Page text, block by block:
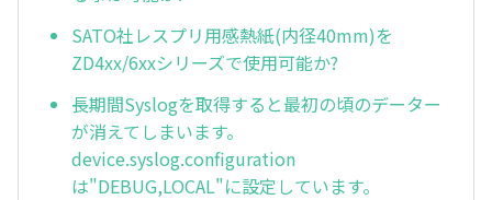
SATO社レスプリ用感熱紙(内径40mm)を
ZD4xx/6xxシリーズで使用可能か?
長期間Syslogを取得すると最初の頃のデーター
が消えてしまいます。
device.syslog.configuration
は"DEBUG,LOCAL"に設定しています。